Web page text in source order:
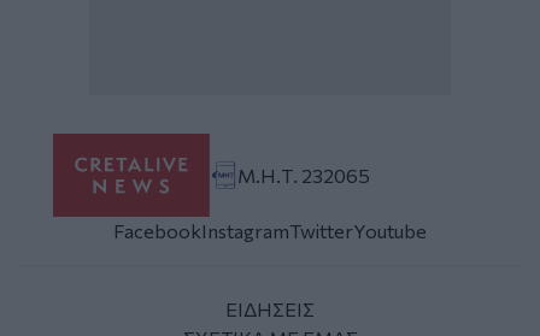
Μ.Η.Τ. 232065
FacebookInstagramTwitterYoutube
ΕΙΔΗΣΕΙΣ